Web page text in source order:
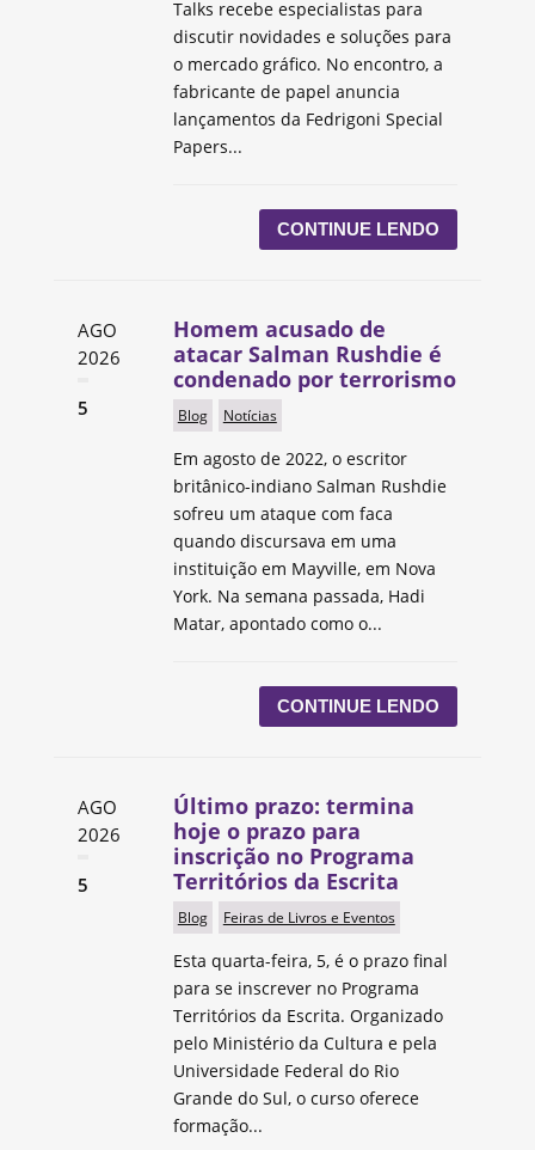
Talks recebe especialistas para
discutir novidades e soluções para
o mercado gráfico. No encontro, a
fabricante de papel anuncia
lançamentos da Fedrigoni Special
Papers...
CONTINUE LENDO
AGO
2026
5
Homem acusado de
atacar Salman Rushdie é
condenado por terrorismo
Blog Notícias
Em agosto de 2022, o escritor
britânico-indiano Salman Rushdie
sofreu um ataque com faca
quando discursava em uma
instituição em Mayville, em Nova
York. Na semana passada, Hadi
Matar, apontado como o...
CONTINUE LENDO
AGO
2026
5
Último prazo: termina
hoje o prazo para
inscrição no Programa
Territórios da Escrita
Blog Feiras de Livros e Eventos
Esta quarta-feira, 5, é o prazo final
para se inscrever no Programa
Territórios da Escrita. Organizado
pelo Ministério da Cultura e pela
Universidade Federal do Rio
Grande do Sul, o curso oferece
formação...